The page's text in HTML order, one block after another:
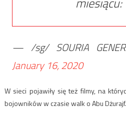
— /sg/ SOURIA
January 16, 2020
W sieci pojawiły się też filmy, na
bojowników w czasie walk o Abu